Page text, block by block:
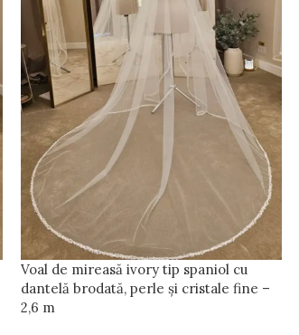
Voal de mireasă ivory tip spaniol cu
dantelă brodată, perle și cristale fine –
2,6 m